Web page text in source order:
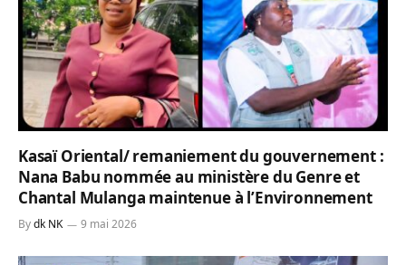
Kasaï Oriental/ remaniement du gouvernement :
Nana Babu nommée au ministère du Genre et
Chantal Mulanga maintenue à l’Environnement
Bydk NK 9 mai 2026